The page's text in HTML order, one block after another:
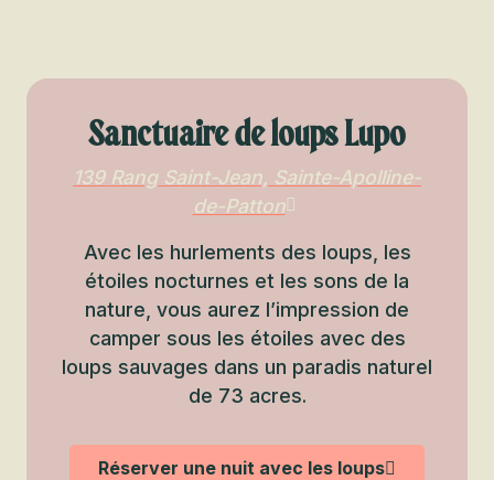
Sanctuaire de loups Lupo
139 Rang Saint-Jean, Sainte-Apolline-
de-Patton
Avec les hurlements des loups, les
étoiles nocturnes et les sons de la
nature, vous aurez l’impression de
camper sous les étoiles avec des
loups sauvages dans un paradis naturel
de 73 acres.
Réserver une nuit avec les loups